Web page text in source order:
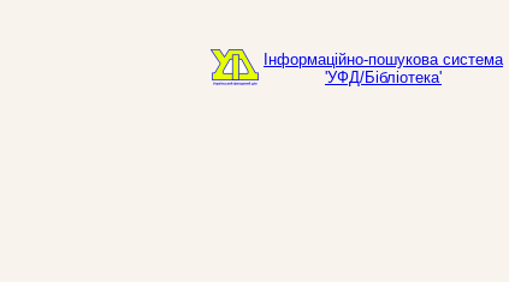
Інформаційно-пошукова система
'УФД/Бібліотека'